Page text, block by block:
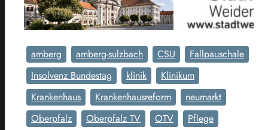
amberg amberg-sulzbach CSU
Fallpauschale
Insolvenz Bundestag
klinik
Klinikum
Krankenhaus
Krankenhausreform
neumarkt
Oberpfalz
Oberpfalz TV OTV
Pflege